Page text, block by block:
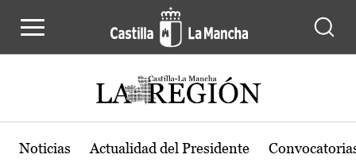
Actualidad de la región de Castilla-
Noticias Actualidad del Presidente